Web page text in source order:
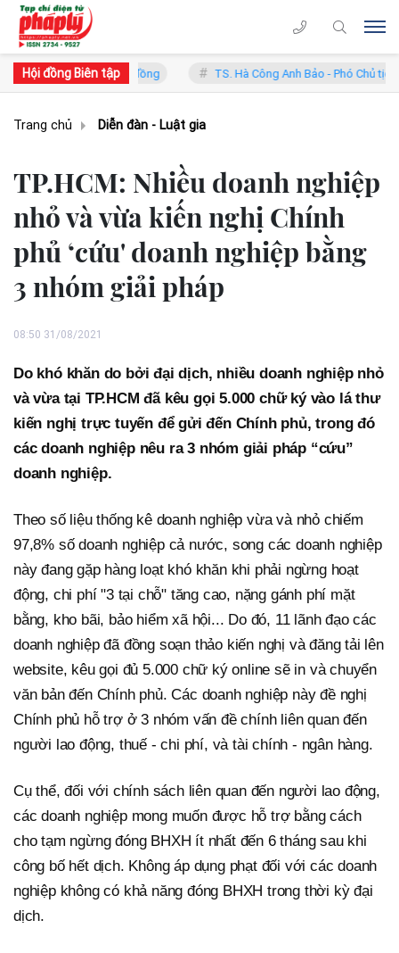
Hội đồng Biên tập
Chủ tịch Hội đồng TS. Hà Công Anh Bảo - Phó Chủ tịch thường
Trang chủ Diễn đàn - Luật gia
TP.HCM: Nhiều doanh nghiệp
nhỏ và vừa kiến nghị Chính
phủ ‘cứu' doanh nghiệp bằng
3 nhóm giải pháp
08:50 31/08/2021
Do khó khăn do bởi đại dịch, nhiều doanh nghiệp nhỏ
và vừa tại TP.HCM đã kêu gọi 5.000 chữ ký vào lá thư
kiến nghị trực tuyến để gửi đến Chính phủ, trong đó
các doanh nghiệp nêu ra 3 nhóm giải pháp “cứu”
doanh nghiệp.
Theo số liệu thống kê doanh nghiệp vừa và nhỏ chiếm
97,8% số doanh nghiệp cả nước, song các doanh nghiệp
này đang gặp hàng loạt khó khăn khi phải ngừng hoạt
động, chi phí "3 tại chỗ" tăng cao, nặng gánh phí mặt
bằng, kho bãi, bảo hiểm xã hội... Do đó, 11 lãnh đạo các
doanh nghiệp đã đồng soạn thảo kiến nghị và đăng tải lên
website, kêu gọi đủ 5.000 chữ ký online sẽ in và chuyển
văn bản đến Chính phủ. Các doanh nghiệp này đề nghị
Chính phủ hỗ trợ ở 3 nhóm vấn đề chính liên quan đến
người lao động, thuế - chi phí, và tài chính - ngân hàng.
Cụ thể, đối với chính sách liên quan đến người lao động,
các doanh nghiệp mong muốn được hỗ trợ bằng cách
cho tạm ngừng đóng BHXH ít nhất đến 6 tháng sau khi
công bố hết dịch. Không áp dụng phạt đối với các doanh
nghiệp không có khả năng đóng BHXH trong thời kỳ đại
dịch.